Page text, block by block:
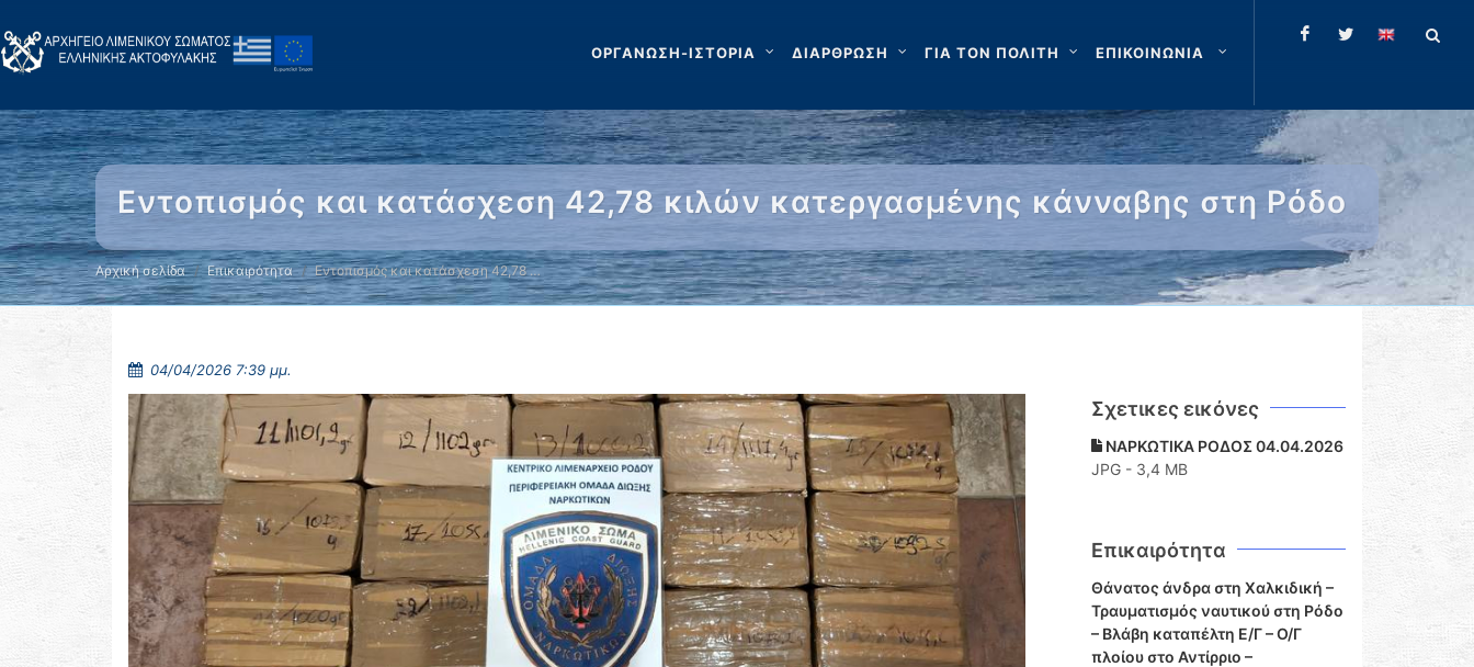
ΟΡΓΑΝΩΣΗ-ΙΣΤΟΡΙΑ ΔΙΑΡΘΡΩΣΗ ΓΙΑ ΤΟΝ ΠΟΛΙΤΗ ΕΠΙΚΟΙΝΩΝΙΑ
Εντοπισμός και κατάσχεση 42,78 κιλών κατεργασμένης κάνναβης στη Ρόδο
Αρχική σελίδα Επικαιρότητα Εντοπισμός και κατάσχεση 42,78 …
04/04/2026 7:39 μμ.
Σχετικες εικόνες
ΝΑΡΚΩΤΙΚΑ ΡΟΔΟΣ 04.04.2026
JPG - 3,4 MB
Επικαιρότητα
Θάνατος άνδρα στη Χαλκιδική –
Τραυματισμός ναυτικού στη Ρόδο
– Βλάβη καταπέλτη Ε/Γ – Ο/Γ
πλοίου στο Αντίρριο –